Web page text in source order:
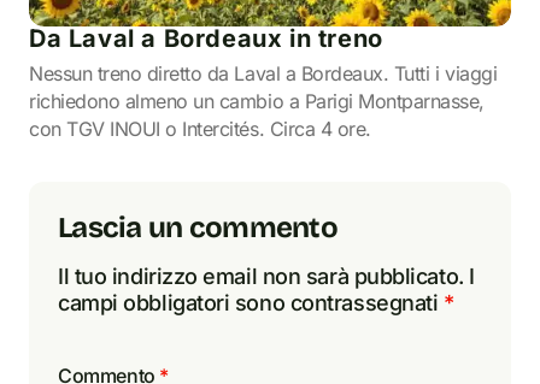
Da Laval a Bordeaux in treno
Nessun treno diretto da Laval a Bordeaux. Tutti i viaggi
richiedono almeno un cambio a Parigi Montparnasse,
con TGV INOUI o Intercités. Circa 4 ore.
Lascia un commento
Il tuo indirizzo email non sarà pubblicato. I
campi obbligatori sono contrassegnati *
Commento *